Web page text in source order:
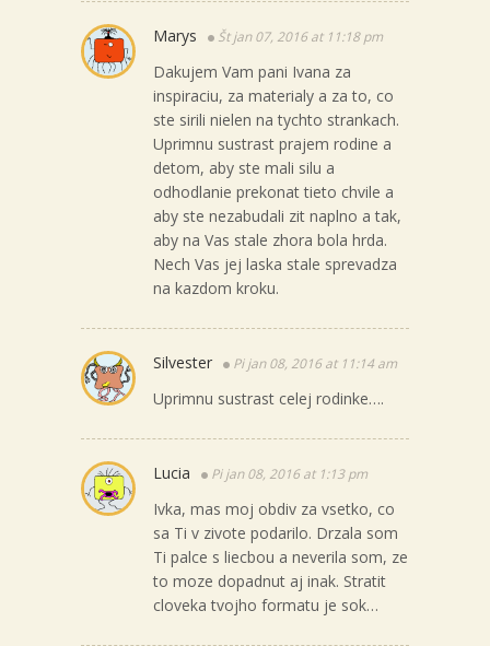
Marys Št jan 07, 2016 at 11:18 pm
Dakujem Vam pani Ivana za
inspiraciu, za materialy a za to, co
ste sirili nielen na tychto strankach.
Uprimnu sustrast prajem rodine a
detom, aby ste mali silu a
odhodlanie prekonat tieto chvile a
aby ste nezabudali zit naplno a tak,
aby na Vas stale zhora bola hrda.
Nech Vas jej laska stale sprevadza
na kazdom kroku.
Silvester Pi jan 08, 2016 at 11:14 am
Uprimnu sustrast celej rodinke….
Lucia Pi jan 08, 2016 at 1:13 pm
Ivka, mas moj obdiv za vsetko, co
sa Ti v zivote podarilo. Drzala som
Ti palce s liecbou a neverila som, ze
to moze dopadnut aj inak. Stratit
cloveka tvojho formatu je sok…